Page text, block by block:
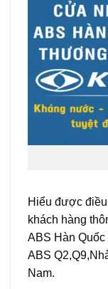
Hiểu được
khách hàng
ABS Hàn
ABS
Nam.